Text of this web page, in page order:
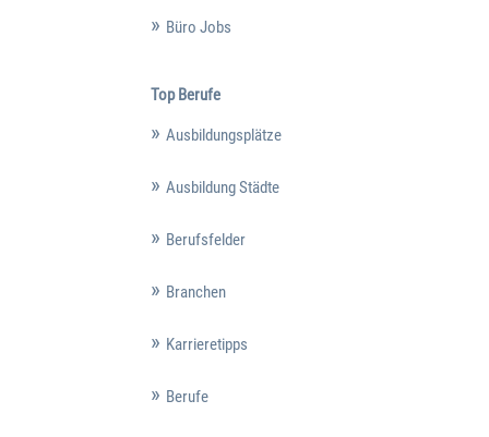
Büro Jobs
Top Berufe
Ausbildungsplätze
Ausbildung Städte
Berufsfelder
Branchen
Karrieretipps
Berufe